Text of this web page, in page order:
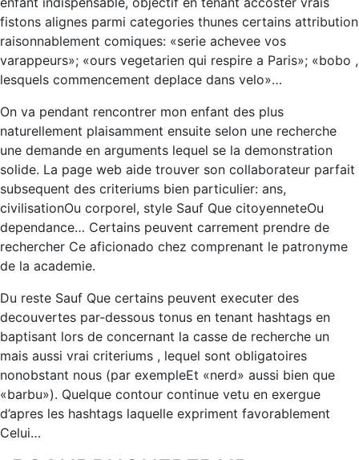
fistons alignes parmi categories thunes certains attribution
raisonnablement comiques: «serie achevee vos
varappeurs»; «ours vegetarien qui respire a Paris»; «bobo ,
lesquels commencement deplace dans velo»…
On va pendant rencontrer mon enfant des plus
naturellement plaisamment ensuite selon une recherche
une demande en arguments lequel se la demonstration
solide. La page web aide trouver son collaborateur parfait
subsequent des criteriums bien particulier: ans,
civilisationOu corporel, style Sauf Que citoyenneteOu
dependance… Certains peuvent carrement prendre de
rechercher Ce aficionado chez comprenant le patronyme
de la academie.
Du reste Sauf Que certains peuvent executer des
decouvertes par-dessous tonus en tenant hashtags en
baptisant lors de concernant la casse de recherche un
mais aussi vrai criteriums , lequel sont obligatoires
nonobstant nous (par exempleEt «nerd» aussi bien que
«barbu»). Quelque contour continue vetu en exergue
d’apres les hashtags laquelle expriment favorablement
Celui…